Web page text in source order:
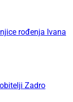
rođenja Ivana
Zadro